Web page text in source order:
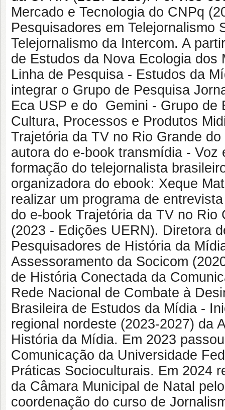
Mercado e Tecnologia do CNPq
Pesquisadores em Telejornalismo
Telejornalismo da Intercom. A
de Estudos da Nova Ecologia
Linha de Pesquisa - Estudos da
integrar o Grupo de Pesquisa
Eca USP e do Gemini - Grupo de
Cultura, Processos e Produtos
Trajetória da TV no Rio Grande
autora do e-book transmídia -
formação do telejornalista
organizadora do ebook: Xeque
realizar um programa de
do e-book Trajetória da TV no
(2023 - Edições UERN). Diretora
Pesquisadores de História da
Assessoramento da Socicom
de História Conectada da
Rede Nacional de Combate à
Brasileira de Estudos da Mídia -
regional nordeste (2023-2027) da
História da Mídia. Em 2023
Comunicação da Universidade
Práticas Socioculturais. Em 2024
da Câmara Municipal de Natal
coordenação do curso de